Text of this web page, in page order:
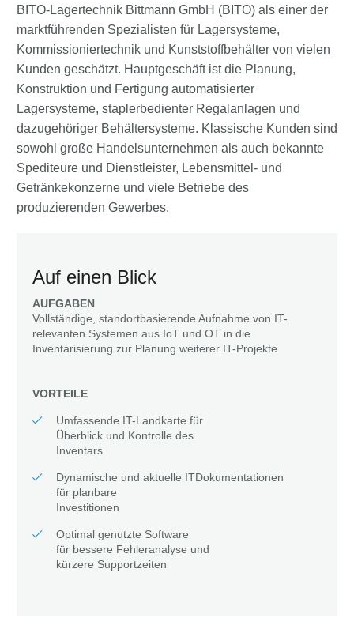
BITO-Lagertechnik Bittmann GmbH (BITO) als einer der
marktführenden Spezialisten für Lagersysteme,
Kommissioniertechnik und Kunststoffbehälter von vielen
Kunden geschätzt. Hauptgeschäft ist die Planung,
Konstruktion und Fertigung automatisierter
Lagersysteme, staplerbedienter Regalanlagen und
dazugehöriger Behältersysteme. Klassische Kunden sind
sowohl große Handelsunternehmen als auch bekannte
Spediteure und Dienstleister, Lebensmittel- und
Getränkekonzerne und viele Betriebe des
produzierenden Gewerbes.
Auf einen Blick
AUFGABEN
Vollständige, standortbasierende Aufnahme von IT-
relevanten Systemen aus IoT und OT in die
Inventarisierung zur Planung weiterer IT-Projekte
VORTEILE
Umfassende IT-Landkarte für
Überblick und Kontrolle des
Inventars
Dynamische und aktuelle ITDokumentationen
für planbare
Investitionen
Optimal genutzte Software
für bessere Fehleranalyse und
kürzere Supportzeiten